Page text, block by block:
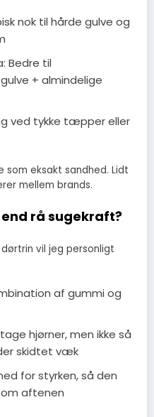
nok til hårde gulve og
Bedre til
+ almindelige
ved tykke tæpper eller
eksakt sandhed. Lidt
mellem brands.
rå sugekraft?
vil jeg personligt
af gummi og
hjørner, men ikke så
skidtet væk
for styrken, så den
aftenen